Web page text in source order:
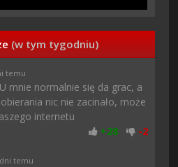
(w tym tygodniu)
temu
mnie normalnie się da grac, a
nic nie zacinało, może
internetu
+28 -2
temu